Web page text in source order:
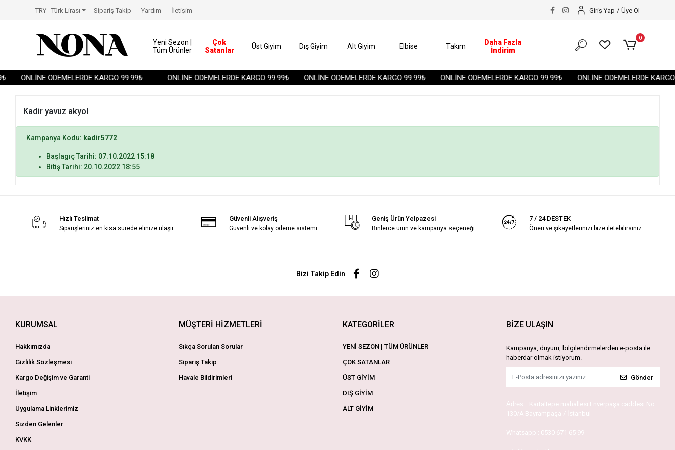
ONLİNE ÖDEMELERDE KARGO 99.99₺ ONLİNE ÖDEMELERDE KARGO 99.99₺ ONLİNE ÖDEMELERDE KARGO 99.99₺ ONLİNE ÖDEMELERDE KARGO 99.99₺ ONLİNE ÖDEMELERDE
TRY - Türk Lirası Sipariş Takip Yardım İletişim Giriş Yap / Üye Ol
Yeni Sezon |
Tüm Ürünler
Çok
Satanlar
Üst Giyim Dış Giyim Alt Giyim Elbise Takım
Daha Fazla
İndirim
0
Kadir yavuz akyol
Kampanya Kodu: kadir5772
Başlagıç Tarihi: 07.10.2022 15:18
Bitiş Tarihi: 20.10.2022 18:55
Hızlı Teslimat
Siparişleriniz en kısa sürede elinize ulaşır.
Güvenli Alışveriş
Güvenli ve kolay ödeme sistemi
Geniş Ürün Yelpazesi
Binlerce ürün ve kampanya seçeneği
7 / 24 DESTEK
Öneri ve şikayetlerinizi bize iletebilirsiniz.
Bizi Takip Edin
KURUMSAL
Hakkımızda
Gizlilik Sözleşmesi
Kargo Değişim ve Garanti
İletişim
Uygulama Linklerimiz
Sizden Gelenler
KVKK
MÜŞTERİ HİZMETLERİ
Sıkça Sorulan Sorular
Sipariş Takip
Havale Bildirimleri
KATEGORİLER
YENİ SEZON | TÜM ÜRÜNLER
ÇOK SATANLAR
ÜST GİYİM
DIŞ GİYİM
ALT GİYİM
BİZE ULAŞIN
Kampanya, duyuru, bilgilendirmelerden e-posta ile
haberdar olmak istiyorum.
Gönder
Adres : Kartaltepe mahallesi Enverpaşa caddesi No
130/A Bayrampaşa / İstanbul
Whatsapp : 0530 671 65 99